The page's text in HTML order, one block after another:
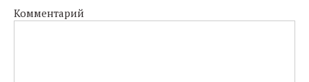
Комментарий